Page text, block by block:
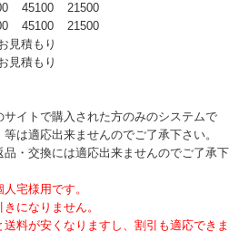
45100
21500
45100
21500
見積もり
見積もり
サイトで購入された方のみのシステムで
は適応出来ませんのでご了承下さい。
品・交換には適応出来ませんのでご了承下
宅様用です。
になりません。
料が安くなりますし、割引も適応できま